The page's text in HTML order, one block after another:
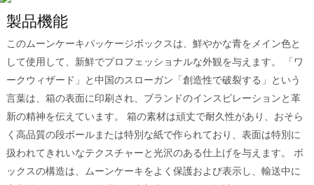
製品機能
このムーンケーキパッケージボックスは、鮮やかな青をメイン色と
して使用して、新鮮でプロフェッショナルな外観を与えます。 「ワ
ークウィザード」と中国のスローガン「創造性で破裂する」という
言葉は、箱の表面に印刷され、ブランドのインスピレーションと革
新の精神を伝えています。 箱の素材は頑丈で耐久性があり、おそら
く高品質の段ボールまたは特別な紙で作られており、表面は特別に
扱われてきれいなテクスチャーと光沢のある仕上げを与えます。 ボ
ックスの構造は、ムーンケーキをよく保護および表示し、輸送中に